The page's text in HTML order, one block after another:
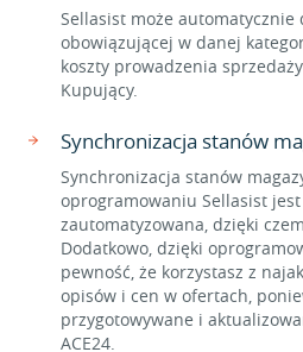
Sellasist może
obowiązującej w danej
koszty prowadzenia
Kupujący.
Synchronizacja stanów
Synchronizacja stanów
oprogramowaniu Sellasist jest
zautomatyzowana, dzięki
Dodatkowo, dzięki
pewność, że korzystasz z
opisów i cen w ofertach,
przygotowywane i
ACE24.